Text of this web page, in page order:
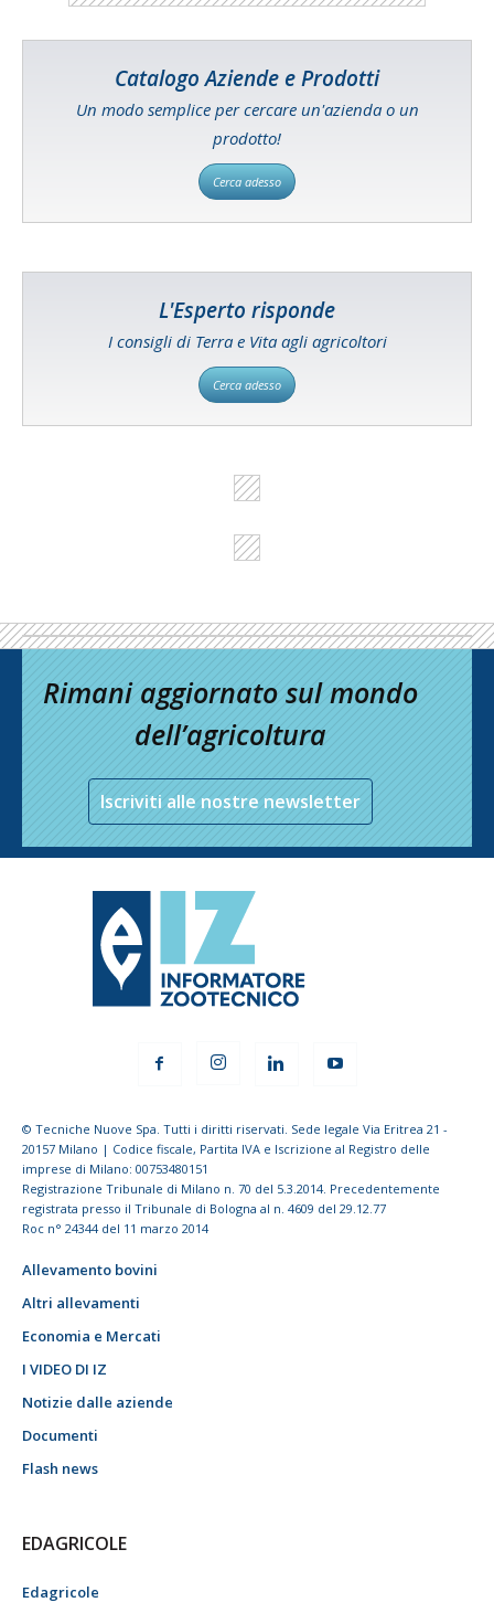
Catalogo Aziende e Prodotti
Un modo semplice per cercare un'azienda o un
prodotto!
Cerca adesso
L'Esperto risponde
I consigli di Terra e Vita agli agricoltori
Cerca adesso
Rimani aggiornato sul mondo
dell’agricoltura
Iscriviti alle nostre newsletter
© Tecniche Nuove Spa. Tutti i diritti riservati. Sede legale Via Eritrea 21 -
20157 Milano | Codice fiscale, Partita IVA e Iscrizione al Registro delle
imprese di Milano: 00753480151
Registrazione Tribunale di Milano n. 70 del 5.3.2014. Precedentemente
registrata presso il Tribunale di Bologna al n. 4609 del 29.12.77
Roc n° 24344 del 11 marzo 2014
Allevamento bovini
Altri allevamenti
Economia e Mercati
I VIDEO DI IZ
Notizie dalle aziende
Documenti
Flash news
EDAGRICOLE
Edagricole